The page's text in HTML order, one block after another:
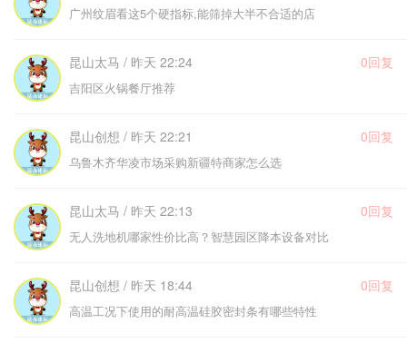
广州纹眉看这5个硬指标,能筛掉大半不合适的店
昆山太马 / 昨天 22:24 0回复
吉阳区火锅餐厅推荐
昆山创想 / 昨天 22:21 0回复
乌鲁木齐华凌市场采购新疆特商家怎么选
昆山太马 / 昨天 22:13 0回复
无人洗地机哪家性价比高？智慧园区降本设备对比
昆山创想 / 昨天 18:44 0回复
高温工况下使用的耐高温硅胶密封条有哪些特性